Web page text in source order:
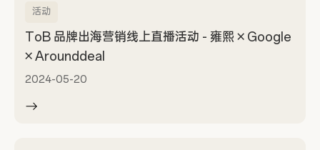
活动
ToB 品牌出海营销线上直播活动 - 雍熙 × Google
× Arounddeal
2024-05-20